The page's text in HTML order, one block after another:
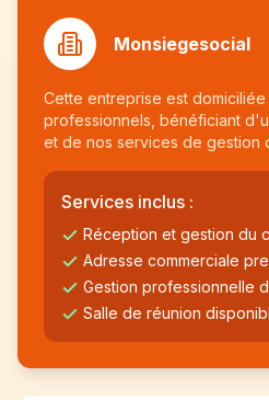
Monsiegesocial
Cette entreprise est
professionnels, bénéficiant
et de nos services de gestion
Services inclus :
Réception et gestion du
Adresse commerciale
Gestion professionnelle
Salle de réunion